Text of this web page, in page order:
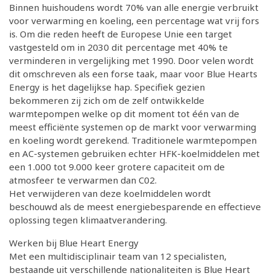
Binnen huishoudens wordt 70% van alle energie verbruikt
voor verwarming en koeling, een percentage wat vrij fors
is. Om die reden heeft de Europese Unie een target
vastgesteld om in 2030 dit percentage met 40% te
verminderen in vergelijking met 1990. Door velen wordt
dit omschreven als een forse taak, maar voor Blue Hearts
Energy is het dagelijkse hap. Specifiek gezien
bekommeren zij zich om de zelf ontwikkelde
warmtepompen welke op dit moment tot één van de
meest efficiënte systemen op de markt voor verwarming
en koeling wordt gerekend. Traditionele warmtepompen
en AC-systemen gebruiken echter HFK-koelmiddelen met
een 1.000 tot 9.000 keer grotere capaciteit om de
atmosfeer te verwarmen dan C02.
Het verwijderen van deze koelmiddelen wordt
beschouwd als de meest energiebesparende en effectieve
oplossing tegen klimaatverandering.
Werken bij Blue Heart Energy
Met een multidisciplinair team van 12 specialisten,
bestaande uit verschillende nationaliteiten is Blue Heart